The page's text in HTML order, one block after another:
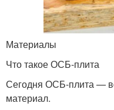
Материалы
Что такое ОСБ-плита
Сегодня ОСБ-плита —
материал.